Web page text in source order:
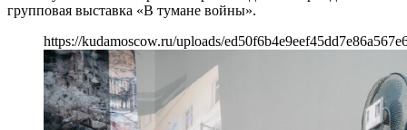
групповая выставка «В тумане войны».
https://kudamoscow.ru/uploads/